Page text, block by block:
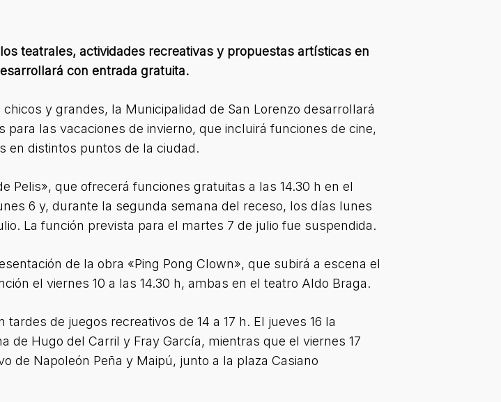
teatrales, actividades recreativas y propuestas artísticas en
con entrada gratuita.
y grandes, la Municipalidad de San Lorenzo desarrollará
las vacaciones de invierno, que incluirá funciones de cine,
en distintos puntos de la ciudad.
Pelis», que ofrecerá funciones gratuitas a las 14.30 h en el
6 y, durante la segunda semana del receso, los días lunes
La función prevista para el martes 7 de julio fue suspendida.
de la obra «Ping Pong Clown», que subirá a escena el
el viernes 10 a las 14.30 h, ambas en el teatro Aldo Braga.
de juegos recreativos de 14 a 17 h. El jueves 16 la
de Hugo del Carril y Fray García, mientras que el viernes 17
de Napoleón Peña y Maipú, junto a la plaza Casiano